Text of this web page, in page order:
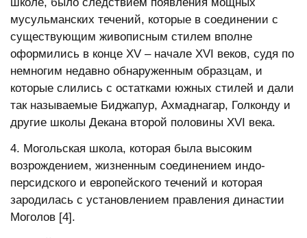
мусульманских течений, которые в соединении с
существующим живописным стилем вполне
оформились в конце ХV – начале ХVI веков, судя по
немногим недавно обнаруженным образцам, и
которые слились с остатками южных стилей и дали
так называемые Биджапур, Ахмаднагар, Голконду и
другие школы Декана второй половины ХVI века.
4. Могольская школа, которая была высоким
возрождением, жизненным соединением индо-
персидского и европейского течений и которая
зародилась с установлением правления династии
Моголов [4].